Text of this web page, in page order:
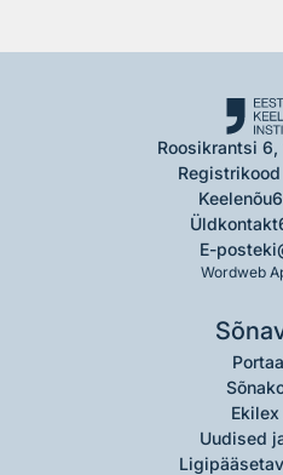
Roosikrantsi 6,
Keelenõu
Üldkontakt
E-post
Wordweb
Ekilex
Uudised